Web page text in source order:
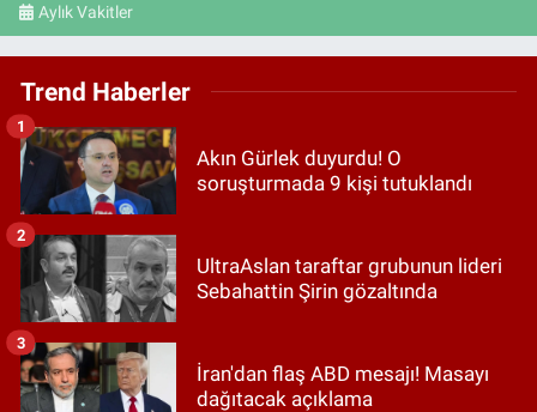
Aylık Vakitler
Trend Haberler
Akın Gürlek duyurdu! O
soruşturmada 9 kişi tutuklandı
1
UltraAslan taraftar grubunun lideri
Sebahattin Şirin gözaltında
2
İran'dan flaş ABD mesajı! Masayı
dağıtacak açıklama
3